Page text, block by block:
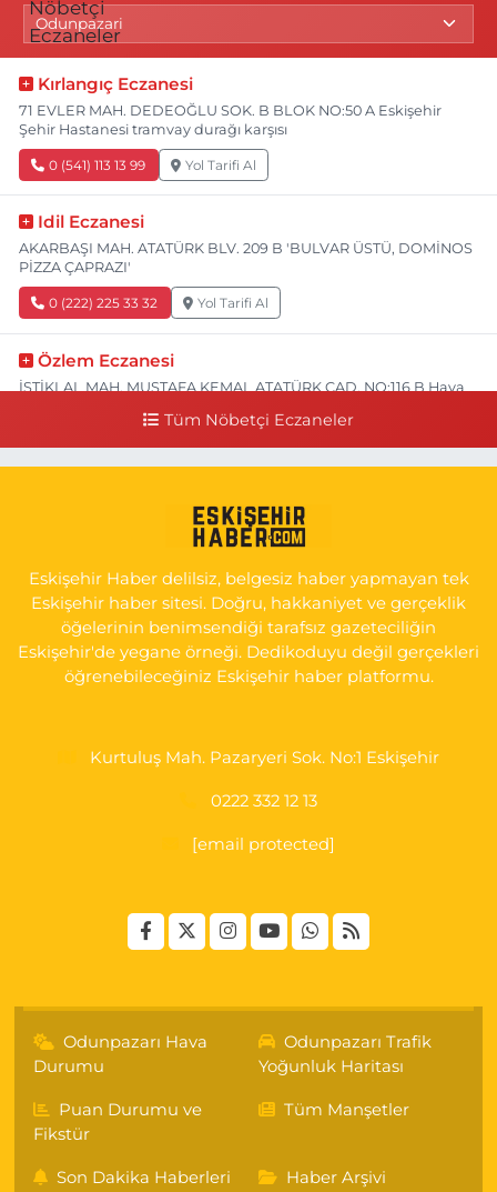
Kırlangıç Eczanesi
71 EVLER MAH. DEDEOĞLU SOK. B BLOK NO:50 A Eskişehir
Şehir Hastanesi tramvay durağı karşısı
0 (541) 113 13 99 Yol Tarifi Al
Idil Eczanesi
AKARBAŞI MAH. ATATÜRK BLV. 209 B 'BULVAR ÜSTÜ, DOMİNOS
PİZZA ÇAPRAZI'
0 (222) 225 33 32 Yol Tarifi Al
Özlem Eczanesi
İSTİKLAL MAH. MUSTAFA KEMAL ATATÜRK CAD. NO:116 B Hava
GÖKMEYDAN MAH. ULUS CAD. NO:4 A ADLİYE AŞAĞISI, SARAR
İMAM HATİP YANI, CUMA PAZARI CADDE GİRİŞİ
0 (222) 240 16 67 Yol Tarifi Al
Tüm Nöbetçi Eczaneler
Eskişehir Haber delilsiz, belgesiz haber yapmayan tek
Eskişehir haber sitesi. Doğru, hakkaniyet ve gerçeklik
öğelerinin benimsendiği tarafsız gazeteciliğin
Eskişehir'de yegane örneği. Dedikoduyu değil gerçekleri
öğrenebileceğiniz Eskişehir haber platformu.
Kurtuluş Mah. Pazaryeri Sok. No:1 Eskişehir
0222 332 12 13
[email protected]
Odunpazarı Hava
Durumu
Odunpazarı Trafik
Yoğunluk Haritası
Puan Durumu ve
Fikstür
Tüm Manşetler
Son Dakika Haberleri Haber Arşivi